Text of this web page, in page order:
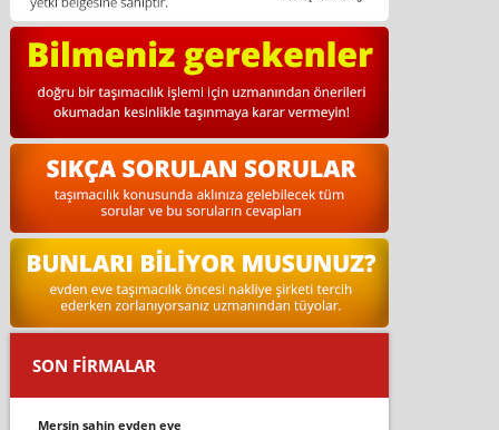
SON FİRMALAR
mersin şahin evden eve